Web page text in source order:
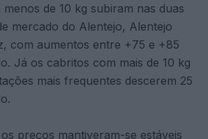
de 10 kg subiram nas duas
mercado do Alentejo, Alentejo
com aumentos entre +75 e +85
Já os cabritos com mais de 10 kg
mais frequentes descerem 25
preços mantiveram-se estáveis